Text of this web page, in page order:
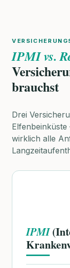
IPMI vs.
brauchst
Drei
wirklich alle
IPMI